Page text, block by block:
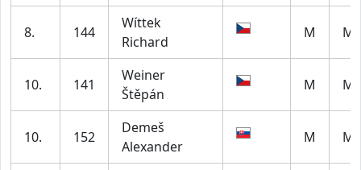
8. 144
Wíttek
Richard
M
10. 141
Weiner
Štěpán
M
10. 152
Demeš
Alexander
M